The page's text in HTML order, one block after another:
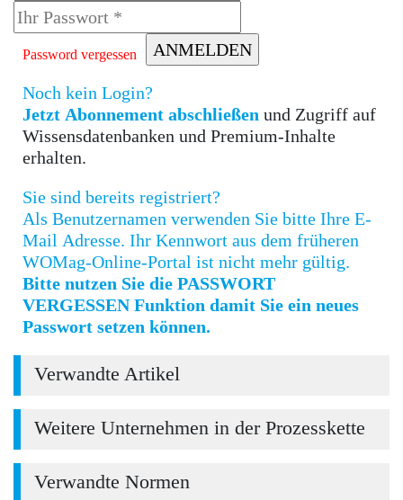
Password vergessen
Noch kein Login?
Jetzt Abonnement abschließen
Wissensdatenbanken und Premium-Inhalte
erhalten.
Sie sind bereits registriert?
Als Benutzernamen verwenden Sie bitte Ihre E-
Mail Adresse. Ihr Kennwort aus dem früheren
WOMag-Online-Portal ist nicht mehr gültig.
Bitte nutzen Sie die PASSWORT
VERGESSEN Funktion damit Sie ein neues
Passwort setzen können.
Verwandte Artikel
Weitere Unternehmen in der Prozesskette
Verwandte Normen